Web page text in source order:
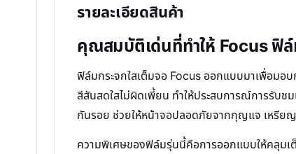
รายละเอียดสินค้า
คุณสมบัติเด่นที่ทำให้ Focus ฟิล์
ฟิล์มกระจกใสเต็มจอ Focus ออกแบบมาเพื่อมอ
สีสันสดใสไม่ผิดเพี้ยน ทำให้ประสบการณ์การรับ
กันรอย ช่วยให้หน้าจอปลอดภัยจากกุญแจ เหรีย
ความพิเศษของฟิล์มรุ่นนี้คือการออกแบบให้คลุมเ